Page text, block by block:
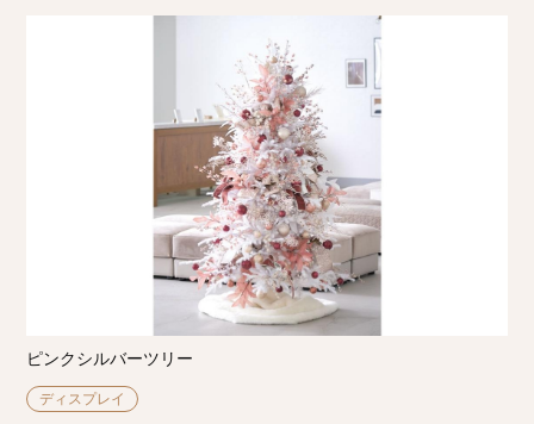
ピンクシルバーツリー
ディスプレイ